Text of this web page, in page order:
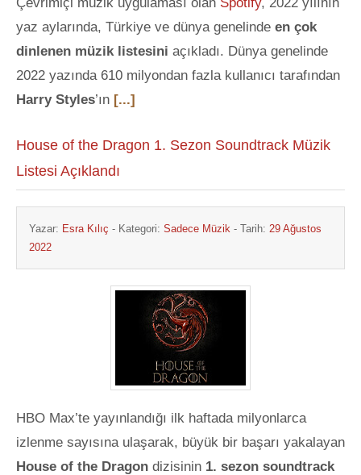
yaz aylarında, Türkiye ve dünya genelinde en çok
dinlenen müzik listesini açıkladı. Dünya genelinde
2022 yazında 610 milyondan fazla kullanıcı tarafından
Harry Styles’ın [...]
House of the Dragon 1. Sezon Soundtrack Müzik
Listesi Açıklandı
Yazar: Esra Kılıç - Kategori: Sadece Müzik - Tarih: 29 Ağustos
2022
HBO Max’te yayınlandığı ilk haftada milyonlarca
izlenme sayısına ulaşarak, büyük bir başarı yakalayan
House of the Dragon dizisinin 1. sezon soundtrack